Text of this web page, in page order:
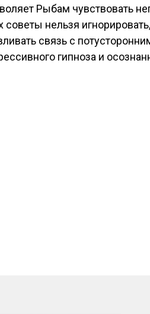
Рыбам чувствовать
нельзя игнорировать,
связь с
гипноза и